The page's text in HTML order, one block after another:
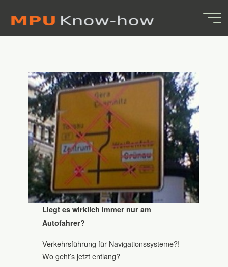
Verkehrsführung in
Absurdisdan
MPU-Know-how.de
Liegt es wirklich immer nur am
Autofahrer?
Verkehrsführung für Navigationssysteme?!
Wo geht’s jetzt entlang?